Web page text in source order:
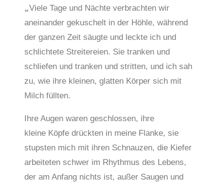
„Viele Tage und Nächte verbrachten wir
aneinander gekuschelt in der Höhle, während
der ganzen Zeit säugte und leckte ich und
schlichtete Streitereien. Sie tranken und
schliefen und tranken und stritten, und ich sah
zu, wie ihre kleinen, glatten Körper sich mit
Milch füllten.
Ihre Augen waren geschlossen, ihre
kleine Köpfe drückten in meine Flanke, sie
stupsten mich mit ihren Schnauzen, die Kiefer
arbeiteten schwer im Rhythmus des Lebens,
der am Anfang nichts ist, außer Saugen und